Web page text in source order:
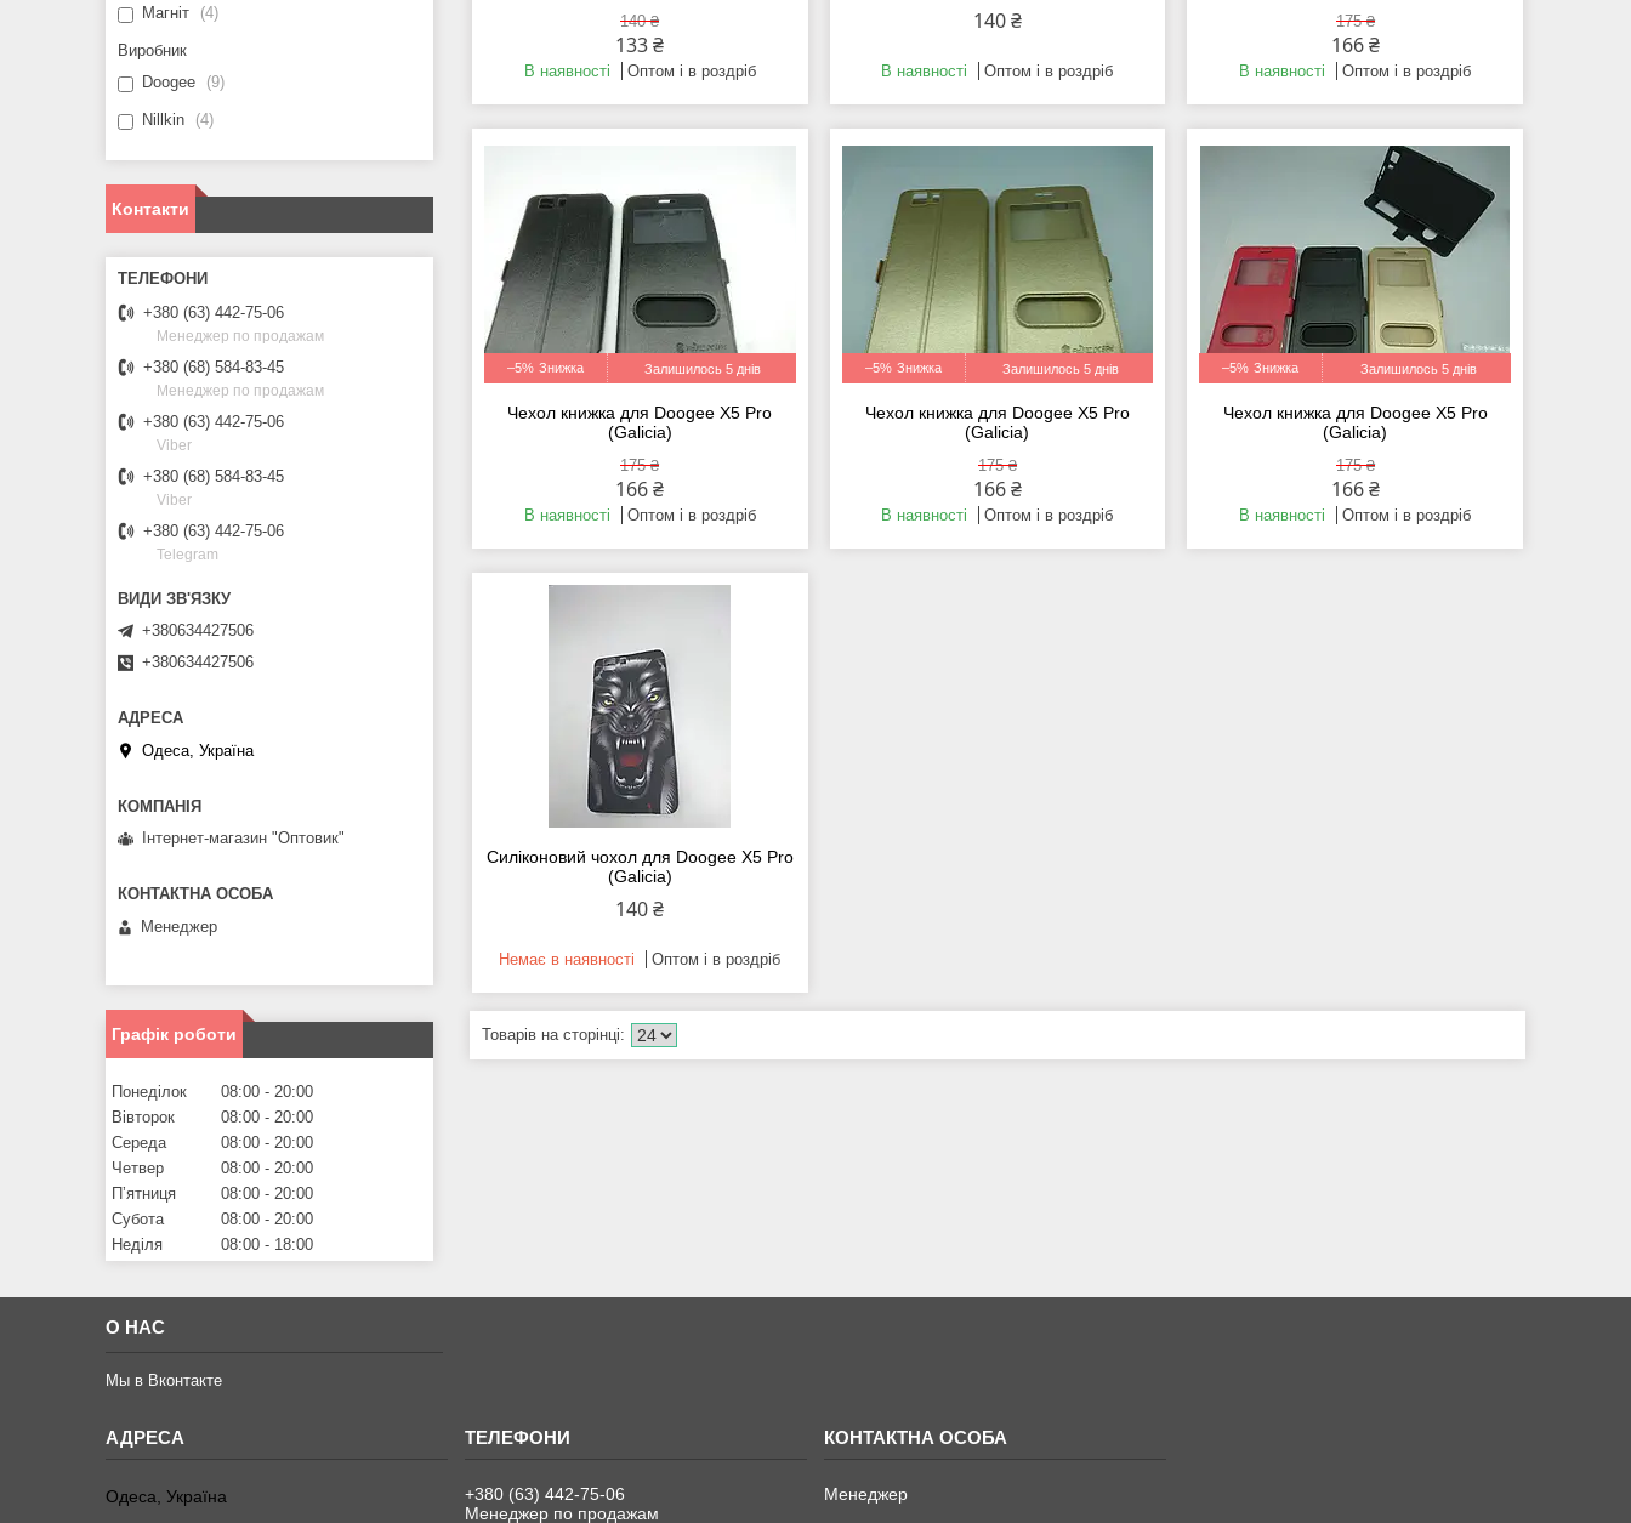
140 ₴
133 ₴
В наявності Оптом і в роздріб
140 ₴
В наявності Оптом і в роздріб
175 ₴
166 ₴
В наявності Оптом і в роздріб
–5% Залишилось 5 днів
Чехол книжка для Doogee X5 Pro
(Galicia)
175 ₴
166 ₴
В наявності Оптом і в роздріб
–5% Залишилось 5 днів
Чехол книжка для Doogee X5 Pro
(Galicia)
175 ₴
166 ₴
В наявності Оптом і в роздріб
–5% Залишилось 5 днів
Чехол книжка для Doogee X5 Pro
(Galicia)
175 ₴
166 ₴
В наявності Оптом і в роздріб
Силіконовий чохол для Doogee X5 Pro
(Galicia)
140 ₴
Немає в наявності Оптом і в роздріб
Магніт
4
Виробник
Doogee
9
Nillkin 4
Контакти
+380 (63) 442-75-06
Менеджер по продажам
+380 (68) 584-83-45
Менеджер по продажам
+380 (63) 442-75-06
Viber
+380 (68) 584-83-45
Viber
+380 (63) 442-75-06
Telegram
+380634427506
+380634427506
Одеса, Україна
Інтернет-магазин "Оптовик"
Менеджер
Графік роботи
Понеділок 08:00
20:00
Вівторок
08:00
20:00
Середа
08:00
20:00
Четвер
08:00
20:00
Пʼятниця
08:00
20:00
Субота
08:00
20:00
Неділя
08:00 18:00
О НАС
Мы в Вконтакте
Одеса, Україна
+380 (63) 442-75-06
Менеджер по продажам
Менеджер